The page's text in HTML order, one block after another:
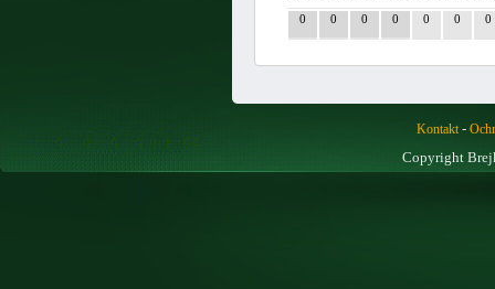
0 0 0 0 0 0 0
Kontakt-
Copyright